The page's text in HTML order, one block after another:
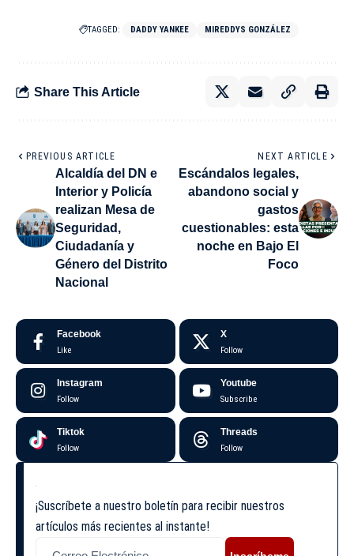
TAGGED: DADDY YANKEE MIREDDYS GONZÁLEZ
Share This Article
PREVIOUS ARTICLE
Alcaldía del DN e
Interior y Policía
realizan Mesa de
Seguridad,
Ciudadanía y
Género del Distrito
Nacional
NEXT ARTICLE
Escándalos legales,
abandono social y
gastos
cuestionables: esta
noche en Bajo El
Foco
Facebook
Like
X
Follow
Instagram
Follow
Youtube
Subscribe
Tiktok
Follow
Threads
Follow
¡Suscríbete a nuestro boletín para recibir nuestros
artículos más recientes al instante!